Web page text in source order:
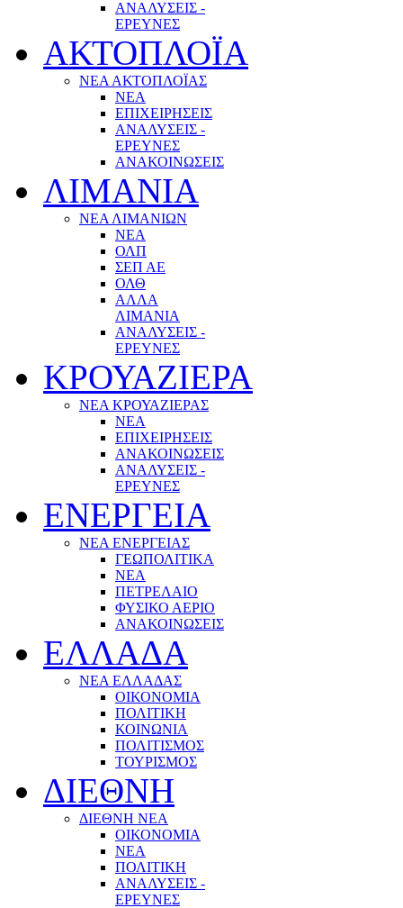
ΑΝΑΛΥΣΕΙΣ -
ΕΡΕΥΝΕΣ
ΑΚΤΟΠΛΟΪΑ
ΝΕΑ ΑΚΤΟΠΛΟΪΑΣ
ΝΕΑ
ΕΠΙΧΕΙΡΗΣΕΙΣ
ΑΝΑΛΥΣΕΙΣ -
ΕΡΕΥΝΕΣ
ΑΝΑΚΟΙΝΩΣΕΙΣ
ΛΙΜΑΝΙΑ
ΝΕΑ ΛΙΜΑΝΙΩΝ
ΝΕΑ
ΟΛΠ
ΣΕΠ ΑΕ
ΟΛΘ
ΑΛΛΑ
ΛΙΜΑΝΙΑ
ΑΝΑΛΥΣΕΙΣ -
ΕΡΕΥΝΕΣ
ΚΡΟΥΑΖΙΕΡΑ
ΝΕΑ ΚΡΟΥΑΖΙΕΡΑΣ
NEA
ΕΠΙΧΕΙΡΗΣΕΙΣ
ΑΝΑΚΟΙΝΩΣΕΙΣ
ΑΝΑΛΥΣΕΙΣ -
ΕΡΕΥΝΕΣ
ΕΝΕΡΓΕΙΑ
ΝΕΑ ΕΝΕΡΓΕΙΑΣ
ΓΕΩΠΟΛΙΤΙΚΑ
ΝΕΑ
ΠΕΤΡΕΛΑΙΟ
ΦΥΣΙΚΟ ΑΕΡΙΟ
ΑΝΑΚΟΙΝΩΣΕΙΣ
ΕΛΛΑΔΑ
ΝΕΑ ΕΛΛΑΔΑΣ
ΟΙΚΟΝΟΜΙΑ
ΠΟΛΙΤΙΚΗ
ΚΟΙΝΩΝΙΑ
ΠΟΛΙΤΙΣΜΟΣ
ΤΟΥΡΙΣΜΟΣ
ΔΙΕΘΝΗ
ΔΙΕΘΝΗ ΝΕΑ
ΟΙΚΟΝΟΜΙΑ
ΝΕΑ
ΠΟΛΙΤΙΚΗ
ΑΝΑΛΥΣΕΙΣ -
ΕΡΕΥΝΕΣ